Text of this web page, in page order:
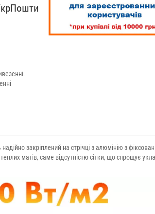
закріплений на стрічці з алюмінію з
матів, саме відсутністю сітки, що спрощує